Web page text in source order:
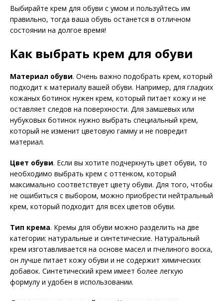
Выбирайте крем для обуви с умом и пользуйтесь им
правильно, тогда ваша обувь останется в отличном
состоянии на долгое время!
Как выбрать крем для обуви
Материал обуви. Очень важно подобрать крем, который
подходит к материалу вашей обуви. Например, для гладких
кожаных ботинок нужен крем, который питает кожу и не
оставляет следов на поверхности. Для замшевых или
нубуковых ботинок нужно выбрать специальный крем,
который не изменит цветовую гамму и не повредит
материал.
Цвет обуви. Если вы хотите подчеркнуть цвет обуви, то
необходимо выбрать крем с оттенком, который
максимально соответствует цвету обуви. Для того, чтобы
не ошибиться с выбором, можно приобрести нейтральный
крем, который подходит для всех цветов обуви.
Тип крема. Кремы для обуви можно разделить на две
категории: натуральные и синтетические. Натуральный
крем изготавливается на основе масел и пчелиного воска,
он лучше питает кожу обуви и не содержит химических
добавок. Синтетический крем имеет более легкую
формулу и удобен в использовании.